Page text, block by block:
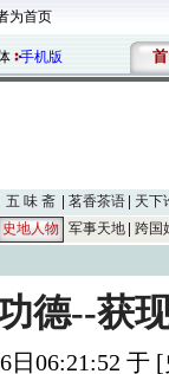
为首页
手机版 首
五 味 斋 茗香茶语
天下
史地人物
军事天地 跨国
德--获
日06:21:52 于